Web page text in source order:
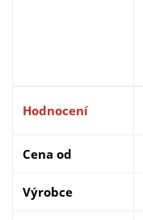
Hodnocení
Cena od
Výrobce